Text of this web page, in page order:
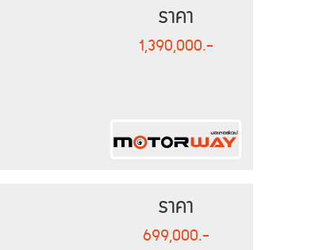
ราคา
1,390,000.-
ราคา
699,000.-